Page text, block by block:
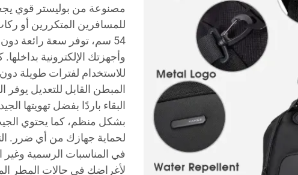
مصنوعة من بوليستر قوي
54 سم، توفر سعة رائعة
للاستخدام لفترات طويلة
المبطن القابل للتعديل يوفر
البقاء باردًا بفضل تهويتها
بشكل منظم، كما يحتوي
لحماية جهازك من أي ضرر.
في المناسبات الرسمية وغير
لأغراضك في حالات المطر